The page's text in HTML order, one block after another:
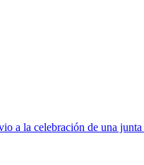
a la celebración de una